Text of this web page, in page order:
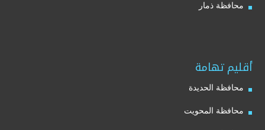
محافظة ذمار
أقليم تهامة
محافظة الحديدة
محافظة المحويت